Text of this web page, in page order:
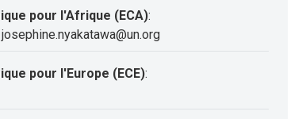
pour l'Afrique (ECA):
pour l'Europe (ECE):